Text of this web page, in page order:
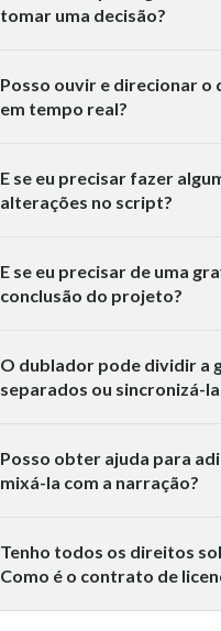
tomar uma decisão?
Posso ouvir e direcionar
em tempo real?
E se eu precisar fazer
alterações no script?
E se eu precisar de uma
conclusão do projeto?
O dublador pode dividir a
separados ou sincronizá-
Posso obter ajuda para
mixá-la com a narração?
Tenho todos os direitos
Como é o contrato de